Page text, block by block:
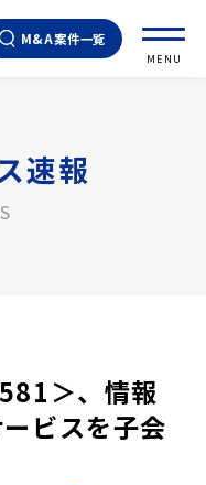
M&A案件一覧
MENU
速報
＞、情報
ビスを子会